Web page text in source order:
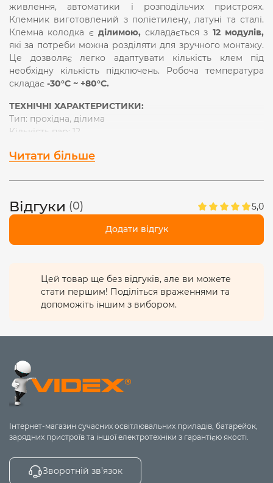
живлення, автоматики і розподільчих пристроях.
Клемник виготовлений з поліетилену, латуні та сталі.
Клемна колодка є ділимою,складається з 12 модулів,
які за потреби можна розділяти для зручного монтажу.
Це дозволяє легко адаптувати кількість клем під
необхідну кількість підключень. Робоча температура
складає -30°С ~ +80°С.
ТЕХНІЧНІ ХАРАКТЕРИСТИКИ:
Тип: прохідна, ділима
Кількість пар: 12
Частота: 50/60Hz
Товщина дроту: 0.08-4мм2
без надмірного тиску)
Гарантійний термін: 1 рік
ЗАПОБІЖНІ ЗАХОДИ:
2. Перед підключенням знеструмте лінію.
3. Не перевищуйте струм і напругу, вказані на упаковці.
4. Використовуйте дріт товщиною в межах зазначеного
6. Уникайте потрапляння вологи, нагрівання чи
попадання сонячного проміння на виріб.
7. Не використовуйте пошкоджені клеми або
деформовані секції.
Читати більше
Відгуки (0) 5,0
Додати відгук
Цей товар ще без відгуків, але ви можете
стати першим! Поділіться враженнями та
допоможіть іншим з вибором.
Інтернет-магазин сучасних освітлювальних приладів, батарейок,
зарядних пристроїв та іншої електротехніки з гарантією якості.
Зворотній зв’язок